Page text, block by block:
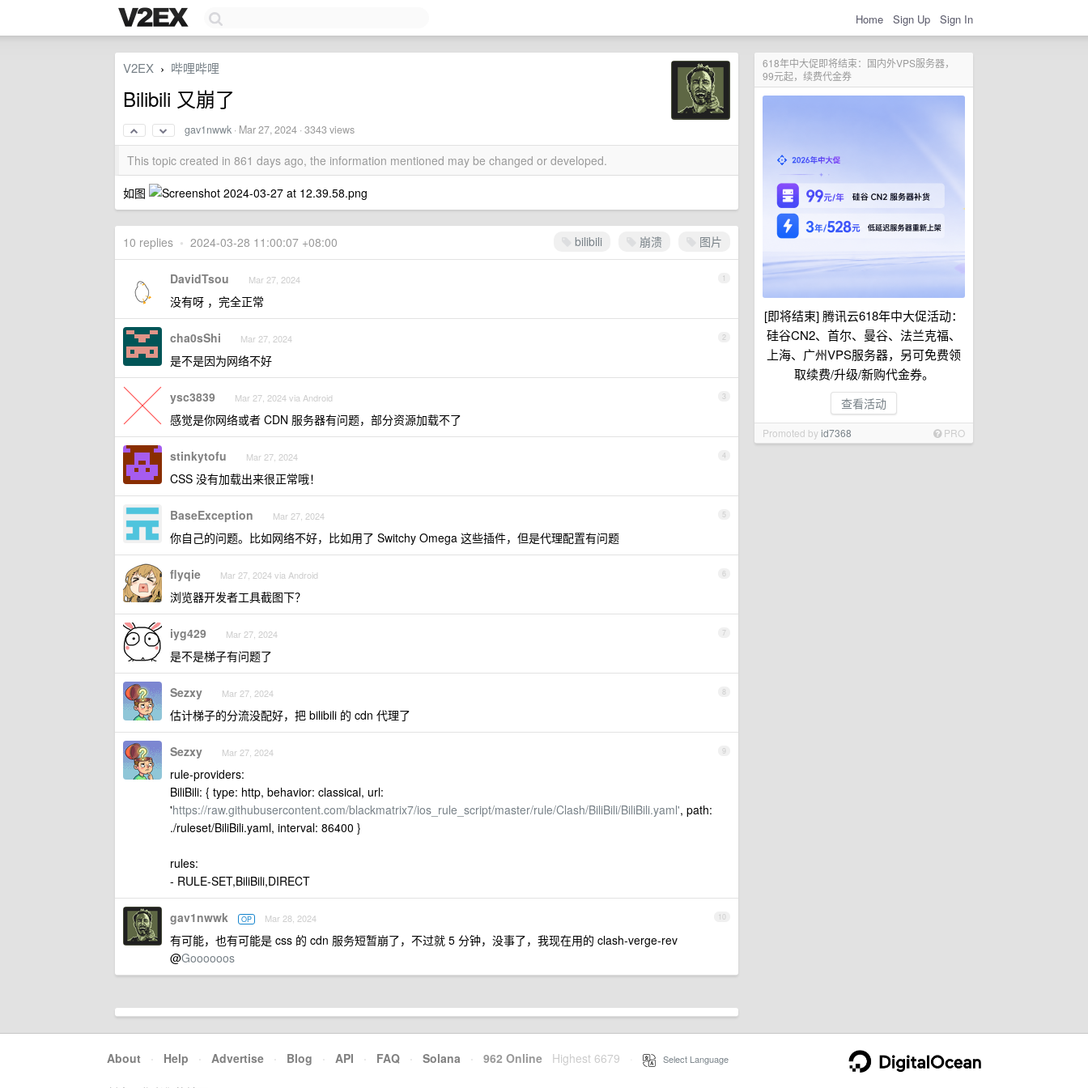
Home Sign Up Sign In
618年中大促即将结束：国内外VPS服务器，
99元起，续费代金券
[即将结束] 腾讯云618年中大促活动：
硅谷CN2、首尔、曼谷、法兰克福、
上海、广州VPS服务器，另可免费领
取续费/升级/新购代金券。
查看活动
Promoted byid7368 PRO
V2EX › 哔哩哔哩
Bilibili 又崩了
gav1nwwk · Mar 27, 2024 · 3343 views
This topic created in 861 days ago, the information mentioned may be changed or developed.
如图
bilibili 崩溃 图片
10 replies • 2024-03-28 11:00:07 +08:00
1
DavidTsou Mar 27, 2024
没有呀 ，完全正常
2
cha0sShi Mar 27, 2024
是不是因为网络不好
3
ysc3839 Mar 27, 2024 via Android
感觉是你网络或者 CDN 服务器有问题，部分资源加载不了
4
stinkytofu Mar 27, 2024
CSS 没有加载出来很正常哦！
5
BaseException Mar 27, 2024
你自己的问题。比如网络不好，比如用了 Switchy Omega 这些插件，但是代理配置有问题
6
flyqie Mar 27, 2024 via Android
浏览器开发者工具截图下？
7
iyg429 Mar 27, 2024
是不是梯子有问题了
8
Sezxy Mar 27, 2024
估计梯子的分流没配好，把 bilibili 的 cdn 代理了
9
Sezxy Mar 27, 2024
rule-providers:
BiliBili: { type: http, behavior: classical, url:
'https://raw.githubusercontent.com/blackmatrix7/ios_rule_script/master/rule/Clash/BiliBili/BiliBili.yaml', path:
./ruleset/BiliBili.yaml, interval: 86400 }
rules:
- RULE-SET,BiliBili,DIRECT
10
gav1nwwk OP Mar 28, 2024
有可能，也有可能是 css 的 cdn 服务短暂崩了，不过就 5 分钟，没事了，我现在用的 clash-verge-rev
@Goooooos
About · Help · Advertise · Blog · API · FAQ · Solana · 962 Online Highest 6679 Select Language